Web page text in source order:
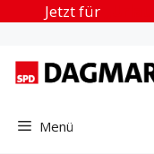
Jetzt für
Menü